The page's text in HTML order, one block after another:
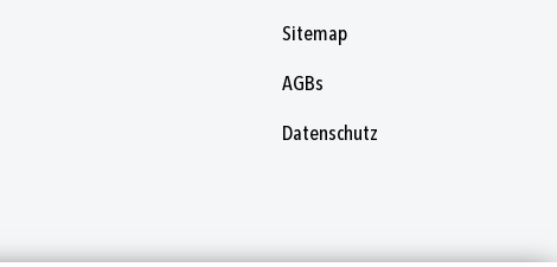
Sitemap
AGBs
Datenschutz